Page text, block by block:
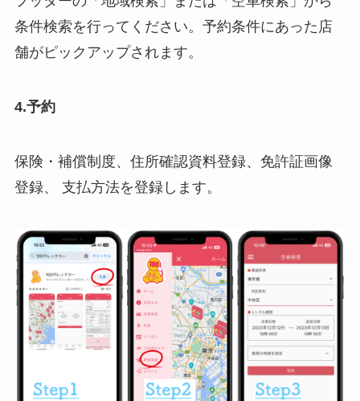
条件検索を行ってください。予約条件にあった店
舗がピックアップされます。
4.予約
保険・補償制度、住所確認資料登録、免許証画像
登録、 支払方法を登録します。